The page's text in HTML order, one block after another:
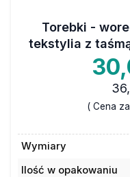
Torebki -
tekstylia z
( Cena
Wymiary
Ilość w opakowaniu